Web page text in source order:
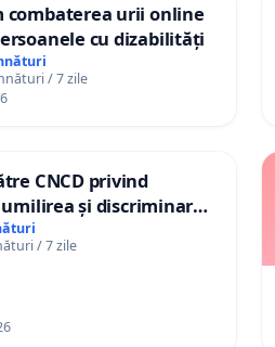
combaterea urii online
cu dizabilități
/ 7 zile
CNCD privind
și discriminarea
cu dizabilități de
TikTok „Gorici”
/ 7 zile